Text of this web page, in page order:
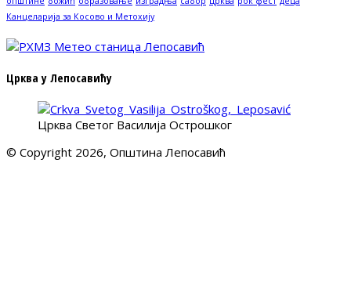
Канцеларија за Косово и Метохију
Црква у Лепосавићу
Црква Светог Василија Острошког
© Copyright 2026, Општина Лепосавић